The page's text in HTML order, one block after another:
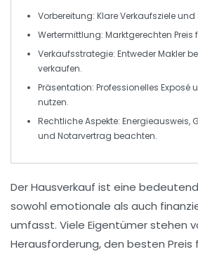
Vorbereitung: Klare Verkaufsziele
Wertermittlung: Marktgerechten Preis
Verkaufsstrategie: Entweder Makler
verkaufen.
Präsentation: Professionelles Exposé
nutzen.
Rechtliche Aspekte: Energieausweis,
und Notarvertrag beachten.
DerHausverkauf ist eine
sowohl emotionale als auch
umfasst. Viele Eigentümer stehen
Herausforderung, den besten Preis